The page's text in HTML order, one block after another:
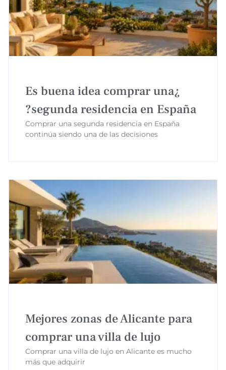
¿Es buena idea comprar una
segunda residencia en España?
Comprar una segunda residencia en España
continúa siendo una de las decisiones
Mejores zonas de Alicante para
comprar una villa de lujo
Comprar una villa de lujo en Alicante es mucho
más que adquirir